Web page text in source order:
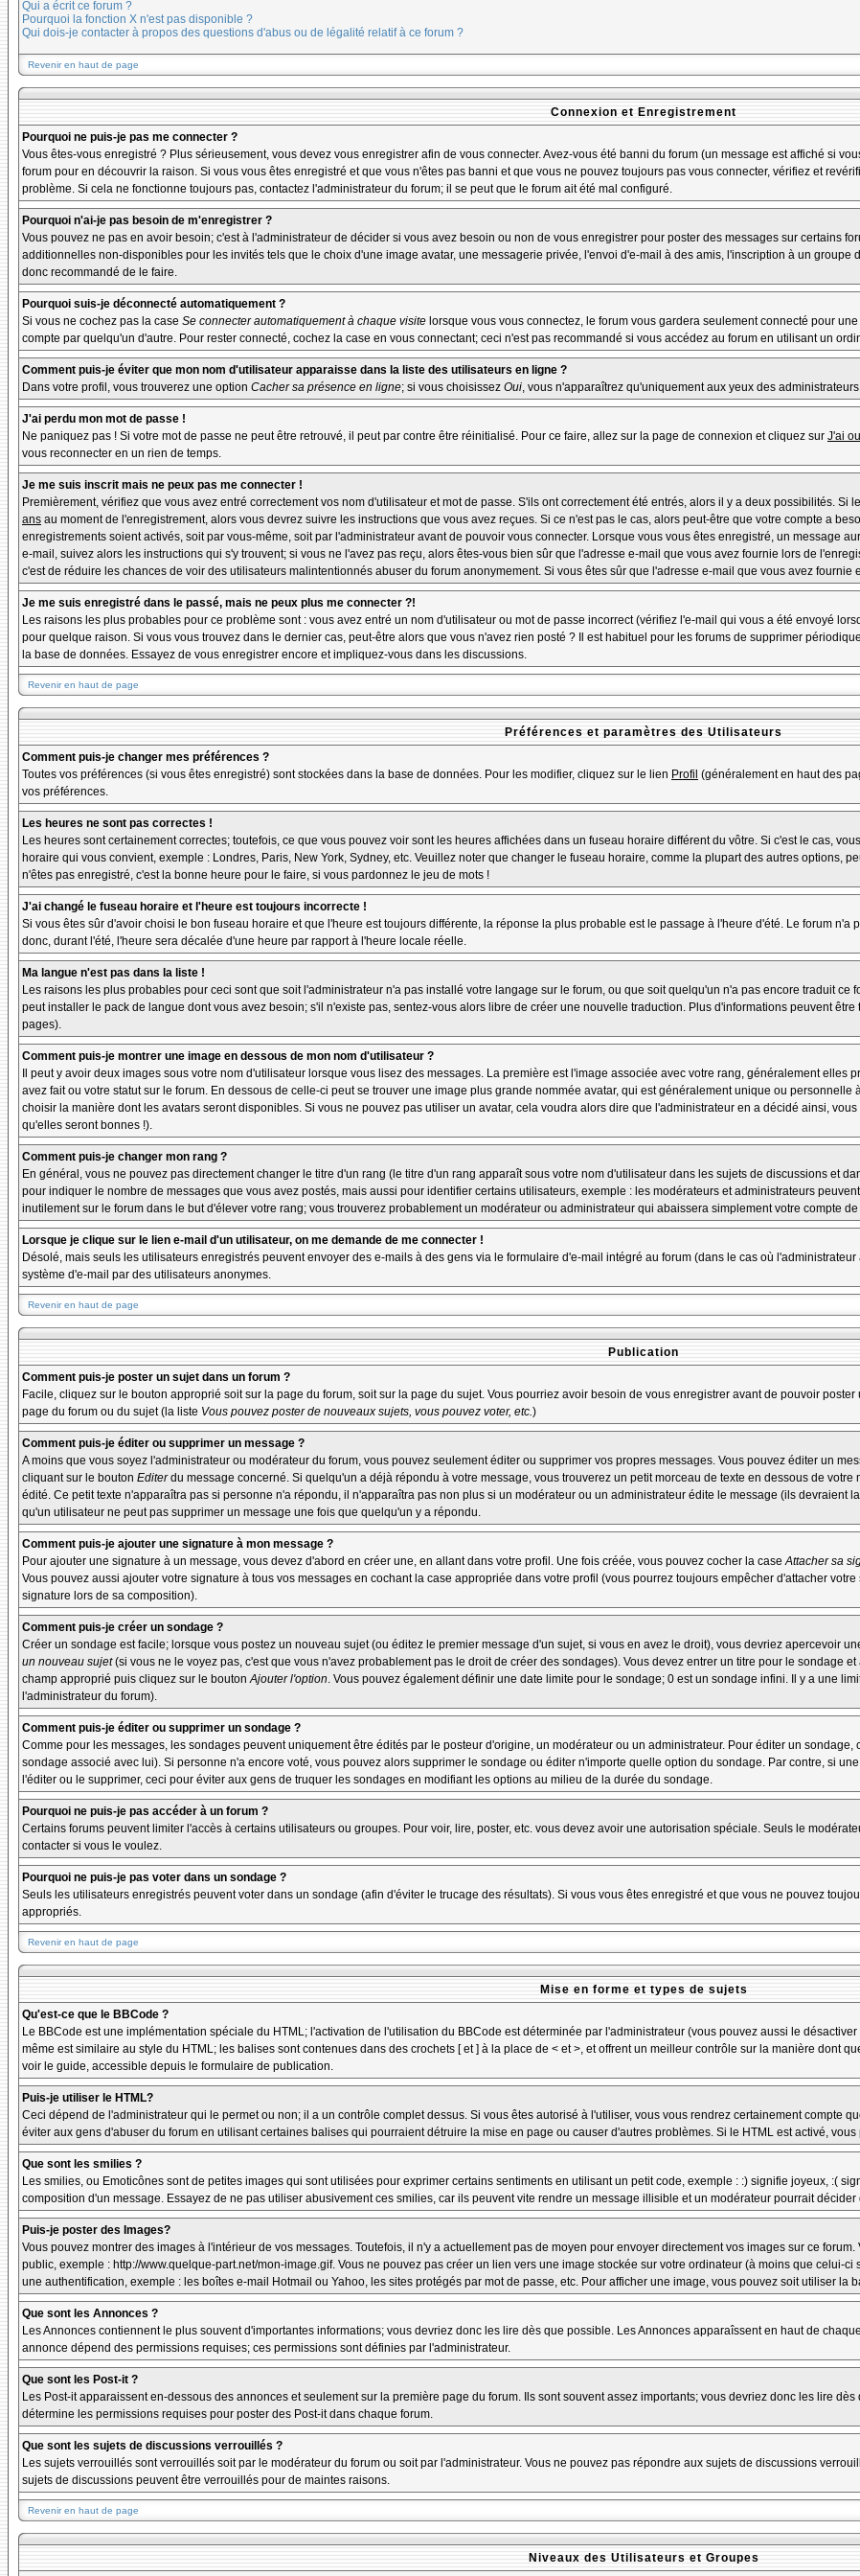
Qui a écrit ce forum ?
Pourquoi la fonction X n'est pas disponible ?
Qui dois-je contacter à propos des questions d'abus ou de légalité relatif à ce forum ?
Revenir en haut de page
Connexion et Enregistrement
Pourquoi ne puis-je pas me connecter ?
Vous êtes-vous enregistré ? Plus sérieusement, vous devez vous enregistrer afin de vous connecter. Avez-vous été banni du forum (un message est affiché si
forum pour en découvrir la raison. Si vous vous êtes enregistré et que vous n'êtes pas banni et que vous ne pouvez toujours pas vous connecter, vérifiez et
problème. Si cela ne fonctionne toujours pas, contactez l'administrateur du forum; il se peut que le forum ait été mal configuré.
Pourquoi n'ai-je pas besoin de m'enregistrer ?
Vous pouvez ne pas en avoir besoin; c'est à l'administrateur de décider si vous avez besoin ou non de vous enregistrer pour poster des messages sur certains
additionnelles non-disponibles pour les invités tels que le choix d'une image avatar, une messagerie privée, l'envoi d'e-mail à des amis, l'inscription à un
donc recommandé de le faire.
Pourquoi suis-je déconnecté automatiquement ?
Si vous ne cochez pas la case Se connecter automatiquement à chaque visite lorsque vous vous connectez, le forum vous gardera seulement connecté pour
compte par quelqu'un d'autre. Pour rester connecté, cochez la case en vous connectant; ceci n'est pas recommandé si vous accédez au forum en utilisant un
Comment puis-je éviter que mon nom d'utilisateur apparaisse dans la liste des utilisateurs en ligne ?
Dans votre profil, vous trouverez une option Cacher sa présence en ligne; si vous choisissez Oui, vous n'apparaîtrez qu'uniquement aux yeux des
J'ai perdu mon mot de passe !
Ne paniquez pas ! Si votre mot de passe ne peut être retrouvé, il peut par contre être réinitialisé. Pour ce faire, allez sur la page de connexion et cliquez sur J'ai
vous reconnecter en un rien de temps.
Je me suis inscrit mais ne peux pas me connecter !
Premièrement, vérifiez que vous avez entré correctement vos nom d'utilisateur et mot de passe. S'ils ont correctement été entrés, alors il y a deux possibilités. Si
ans au moment de l'enregistrement, alors vous devrez suivre les instructions que vous avez reçues. Si ce n'est pas le cas, alors peut-être que votre compte a
enregistrements soient activés, soit par vous-même, soit par l'administrateur avant de pouvoir vous connecter. Lorsque vous vous êtes enregistré, un message
e-mail, suivez alors les instructions qui s'y trouvent; si vous ne l'avez pas reçu, alors êtes-vous bien sûr que l'adresse e-mail que vous avez fournie lors de
c'est de réduire les chances de voir des utilisateurs malintentionnés abuser du forum anonymement. Si vous êtes sûr que l'adresse e-mail que vous avez
Je me suis enregistré dans le passé, mais ne peux plus me connecter ?!
Les raisons les plus probables pour ce problème sont : vous avez entré un nom d'utilisateur ou mot de passe incorrect (vérifiez l'e-mail qui vous a été envoyé
pour quelque raison. Si vous vous trouvez dans le dernier cas, peut-être alors que vous n'avez rien posté ? Il est habituel pour les forums de supprimer
la base de données. Essayez de vous enregistrer encore et impliquez-vous dans les discussions.
Revenir en haut de page
Préférences et paramètres des Utilisateurs
Comment puis-je changer mes préférences ?
Toutes vos préférences (si vous êtes enregistré) sont stockées dans la base de données. Pour les modifier, cliquez sur le lien Profil (généralement en haut des
vos préférences.
Les heures ne sont pas correctes !
Les heures sont certainement correctes; toutefois, ce que vous pouvez voir sont les heures affichées dans un fuseau horaire différent du vôtre. Si c'est le cas,
horaire qui vous convient, exemple : Londres, Paris, New York, Sydney, etc. Veuillez noter que changer le fuseau horaire, comme la plupart des autres options,
n'êtes pas enregistré, c'est la bonne heure pour le faire, si vous pardonnez le jeu de mots !
J'ai changé le fuseau horaire et l'heure est toujours incorrecte !
Si vous êtes sûr d'avoir choisi le bon fuseau horaire et que l'heure est toujours différente, la réponse la plus probable est le passage à l'heure d'été. Le forum
donc, durant l'été, l'heure sera décalée d'une heure par rapport à l'heure locale réelle.
Ma langue n'est pas dans la liste !
Les raisons les plus probables pour ceci sont que soit l'administrateur n'a pas installé votre langage sur le forum, ou que soit quelqu'un n'a pas encore traduit ce
peut installer le pack de langue dont vous avez besoin; s'il n'existe pas, sentez-vous alors libre de créer une nouvelle traduction. Plus d'informations peuvent
pages).
Comment puis-je montrer une image en dessous de mon nom d'utilisateur ?
Il peut y avoir deux images sous votre nom d'utilisateur lorsque vous lisez des messages. La première est l'image associée avec votre rang, généralement
avez fait ou votre statut sur le forum. En dessous de celle-ci peut se trouver une image plus grande nommée avatar, qui est généralement unique ou
choisir la manière dont les avatars seront disponibles. Si vous ne pouvez pas utiliser un avatar, cela voudra alors dire que l'administrateur en a décidé ainsi,
qu'elles seront bonnes !).
Comment puis-je changer mon rang ?
En général, vous ne pouvez pas directement changer le titre d'un rang (le titre d'un rang apparaît sous votre nom d'utilisateur dans les sujets de discussions et
pour indiquer le nombre de messages que vous avez postés, mais aussi pour identifier certains utilisateurs, exemple : les modérateurs et administrateurs
inutilement sur le forum dans le but d'élever votre rang; vous trouverez probablement un modérateur ou administrateur qui abaissera simplement votre compte
Lorsque je clique sur le lien e-mail d'un utilisateur, on me demande de me connecter !
Désolé, mais seuls les utilisateurs enregistrés peuvent envoyer des e-mails à des gens via le formulaire d'e-mail intégré au forum (dans le cas où
système d'e-mail par des utilisateurs anonymes.
Revenir en haut de page
Publication
Comment puis-je poster un sujet dans un forum ?
Facile, cliquez sur le bouton approprié soit sur la page du forum, soit sur la page du sujet. Vous pourriez avoir besoin de vous enregistrer avant de pouvoir
page du forum ou du sujet (la liste Vous pouvez poster de nouveaux sujets, vous pouvez voter, etc.)
Comment puis-je éditer ou supprimer un message ?
A moins que vous soyez l'administrateur ou modérateur du forum, vous pouvez seulement éditer ou supprimer vos propres messages. Vous pouvez éditer un
cliquant sur le bouton Editerdu message concerné. Si quelqu'un a déjà répondu à votre message, vous trouverez un petit morceau de texte en dessous de
édité. Ce petit texte n'apparaîtra pas si personne n'a répondu, il n'apparaîtra pas non plus si un modérateur ou un administrateur édite le message (ils devraient
qu'un utilisateur ne peut pas supprimer un message une fois que quelqu'un y a répondu.
Comment puis-je ajouter une signature à mon message ?
Pour ajouter une signature à un message, vous devez d'abord en créer une, en allant dans votre profil. Une fois créée, vous pouvez cocher la caseAttacher sa
Vous pouvez aussi ajouter votre signature à tous vos messages en cochant la case appropriée dans votre profil (vous pourrez toujours empêcher d'attacher
signature lors de sa composition).
Comment puis-je créer un sondage ?
Créer un sondage est facile; lorsque vous postez un nouveau sujet (ou éditez le premier message d'un sujet, si vous en avez le droit), vous devriez apercevoir
un nouveau sujet(si vous ne le voyez pas, c'est que vous n'avez probablement pas le droit de créer des sondages). Vous devez entrer un titre pour le sondage
champ approprié puis cliquez sur le boutonAjouter l'option. Vous pouvez également définir une date limite pour le sondage; 0 est un sondage infini. Il y a une
l'administrateur du forum).
Comment puis-je éditer ou supprimer un sondage ?
Comme pour les messages, les sondages peuvent uniquement être édités par le posteur d'origine, un modérateur ou un administrateur. Pour éditer un
sondage associé avec lui). Si personne n'a encore voté, vous pouvez alors supprimer le sondage ou éditer n'importe quelle option du sondage. Par contre, si
l'éditer ou le supprimer, ceci pour éviter aux gens de truquer les sondages en modifiant les options au milieu de la durée du sondage.
Pourquoi ne puis-je pas accéder à un forum ?
Certains forums peuvent limiter l'accès à certains utilisateurs ou groupes. Pour voir, lire, poster, etc. vous devez avoir une autorisation spéciale. Seuls le
contacter si vous le voulez.
Pourquoi ne puis-je pas voter dans un sondage ?
Seuls les utilisateurs enregistrés peuvent voter dans un sondage (afin d'éviter le trucage des résultats). Si vous vous êtes enregistré et que vous ne pouvez
appropriés.
Revenir en haut de page
Mise en forme et types de sujets
Qu'est-ce que le BBCode ?
Le BBCode est une implémentation spéciale du HTML; l'activation de l'utilisation du BBCode est déterminée par l'administrateur (vous pouvez aussi le
même est similaire au style du HTML; les balises sont contenues dans des crochets [ et ] à la place de < et >, et offrent un meilleur contrôle sur la manière dont
voir le guide, accessible depuis le formulaire de publication.
Puis-je utiliser le HTML?
Ceci dépend de l'administrateur qui le permet ou non; il a un contrôle complet dessus. Si vous êtes autorisé à l'utiliser, vous vous rendrez certainement compte
éviter aux gens d'abuser du forum en utilisant certaines balises qui pourraient détruire la mise en page ou causer d'autres problèmes. Si le HTML est activé,
Que sont les smilies ?
Les smilies, ou Emoticônes sont de petites images qui sont utilisées pour exprimer certains sentiments en utilisant un petit code, exemple : :) signifie joyeux, :(
composition d'un message. Essayez de ne pas utiliser abusivement ces smilies, car ils peuvent vite rendre un message illisible et un modérateur pourrait
Puis-je poster des Images?
Vous pouvez montrer des images à l'intérieur de vos messages. Toutefois, il n'y a actuellement pas de moyen pour envoyer directement vos images sur ce
public, exemple : http://www.quelque-part.net/mon-image.gif. Vous ne pouvez pas créer un lien vers une image stockée sur votre ordinateur (à moins que celui-
une authentification, exemple : les boîtes e-mail Hotmail ou Yahoo, les sites protégés par mot de passe, etc. Pour afficher une image, vous pouvez soit utiliser
Que sont les Annonces ?
Les Annonces contiennent le plus souvent d'importantes informations; vous devriez donc les lire dès que possible. Les Annonces apparaîssent en haut de
annonce dépend des permissions requises; ces permissions sont définies par l'administrateur.
Que sont les Post-it ?
Les Post-it apparaissent en-dessous des annonces et seulement sur la première page du forum. Ils sont souvent assez importants; vous devriez donc les lire
détermine les permissions requises pour poster des Post-it dans chaque forum.
Que sont les sujets de discussions verrouillés ?
Les sujets verrouillés sont verrouillés soit par le modérateur du forum ou soit par l'administrateur. Vous ne pouvez pas répondre aux sujets de discussions
sujets de discussions peuvent être verrouillés pour de maintes raisons.
Revenir en haut de page
Niveaux des Utilisateurs et Groupes